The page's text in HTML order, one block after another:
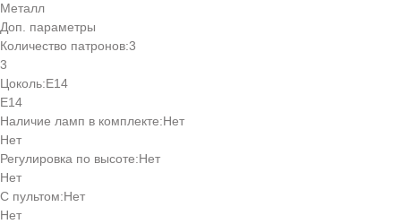
Металл
Доп. параметры
Количество патронов:3
3
Цоколь:Е14
Е14
Наличие ламп в комплекте:Нет
Нет
Регулировка по высоте:Нет
Нет
С пультом:Нет
Нет